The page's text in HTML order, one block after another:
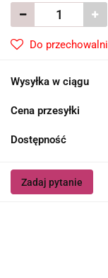
Do przechowalni
Wysyłka w ciągu
Cena przesyłki
Dostępność
Zadaj pytanie